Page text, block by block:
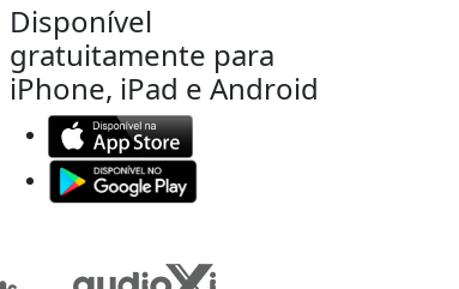
Disponível
gratuitamente para
iPhone, iPad e Android